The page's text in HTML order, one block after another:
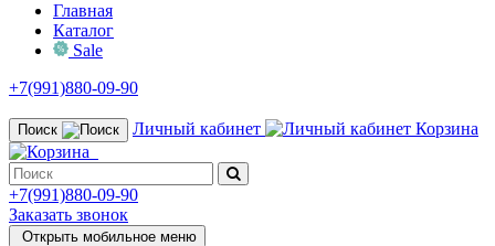
Главная
Каталог
Sale
+7(991)880-09-90
Поиск Личный кабинет Корзина
+7(991)880-09-90
Заказать звонок
Открыть мобильное меню